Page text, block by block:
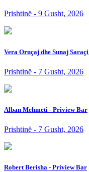
Prishtinë - 9 Gusht, 2026
Vera Oruçaj dhe Sunaj Saraçi
Prishtinë - 7 Gusht, 2026
Alban Mehmeti - Priview Bar
Prishtinë - 7 Gusht, 2026
Robert Berisha - Priview Bar